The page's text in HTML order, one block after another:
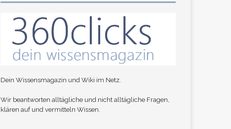
Dein Wissensmagazin und Wiki im Netz.
Wir beantworten alltägliche und nicht alltägliche Fragen,
klären auf und vermitteln Wissen.